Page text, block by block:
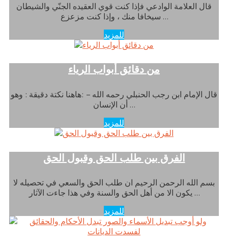
قال العلامة الوادعي فإذا كنت قوي العقيده الجنّي والشيطان
سيخافا منك ، وإذا كنت مزعزع …
للمزيد
من دقائق أبواب الرياء
قال الإمام ابن رجب الحنبلي رحمه الله – :هاهنا نكتة دقيقة : وهو
أن الإنسان …
للمزيد
الفرق بين طلب الحق وقبول الحق
بسم الله الرحمن الرحيم ان طلب الحق والسعي في تحصيله لا
يكون الا من أهل الحق والسنة وفي هذا جاءت الآثار …
للمزيد